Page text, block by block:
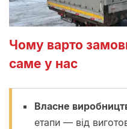
Чому варто
саме у нас
Власне
етапи — від